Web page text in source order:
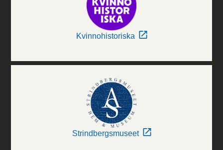
Kvinnohistoriska
Strindbergsmuseet